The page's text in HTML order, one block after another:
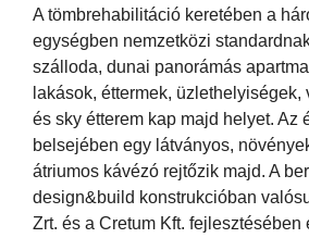
A tömbrehabilitáció keretében a
egységben nemzetközi
szálloda, dunai panorámás
lakások, éttermek, üzlethelyiségek,
és sky étterem kap majd helyet. Az
belsejében egy látványos,
átriumos kávézó rejtőzik majd. A
design&build konstrukcióban
Zrt. és a Cretum Kft. fejlesztésében